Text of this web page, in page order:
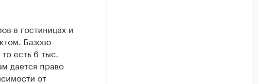
в гостиницах и
Базово
есть 6 тыс.
дается право
от